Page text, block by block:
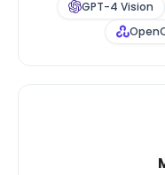
GPT-4 Vision